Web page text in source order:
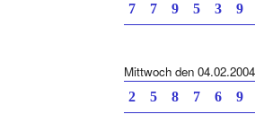
7 7 9 5 3
Mittwoch den 04.02.2004
2 5 8 7 6